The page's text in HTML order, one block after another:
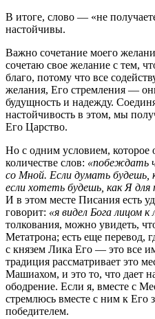
В итоге, слово — «не
настойчивы.
Важно сочетание моего
сочетаю свое желание с тем,
благо, потому что все
желания, Его стремления —
будущность и надежду.
настойчивость в этом, мы
Его Царство.
Но с одним условием, которое
количестве слов: «побеждать
со Мной. Если думать
если хотеть будешь, как Я для
И в этом месте Писания есть
говорит: «я видел Бога лицом к
толкования, можно увидеть,
Метатрона; есть еще перевод,
с князем Лика Его — это все
традиция рассматривает это
Машиахом, и это то, что дает
ободрение. Если я, вместе с
стремлюсь вместе с ним к Его
победителем.